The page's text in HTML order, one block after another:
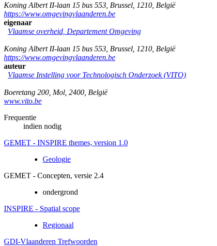
Koning Albert II-laan 15 bus 553 Brussel 1210 België
https://www.omgevingvlaanderen.be
eigenaar
Vlaamse overheid, Departement Omgeving
Koning Albert II-laan 15 bus 553 Brussel 1210 België
https://www.omgevingvlaanderen.be
auteur
Vlaamse Instelling voor Technologisch Onderzoek (VITO)
Boeretang 200 Mol 2400 België
www.vito.be
Frequentie
indien nodig
GEMET - INSPIRE themes, version 1.0
Geologie
GEMET - Concepten, versie 2.4
ondergrond
INSPIRE - Spatial scope
Regionaal
GDI-Vlaanderen Trefwoorden